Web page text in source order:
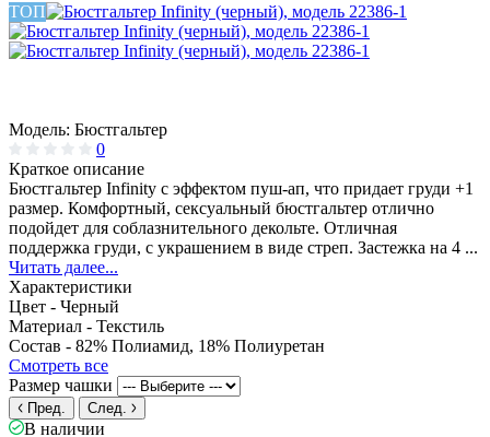
ТОП
Модель: Бюстгальтер
0
Краткое описание
Бюстгальтер Infinity с эффектом пуш-ап, что придает груди +1
размер. Комфортный, сексуальный бюстгальтер отлично
подойдет для соблазнительного декольте. Отличная
поддержка груди, с украшением в виде стреп. Застежка на 4 ...
Читать далее...
Характеристики
Цвет - Черный
Материал - Текстиль
Состав - 82% Полиамид, 18% Полиуретан
Смотреть все
Размер чашки
Пред. След.
В наличии